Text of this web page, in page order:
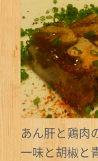
あん肝と鶏肉
一味と胡椒と